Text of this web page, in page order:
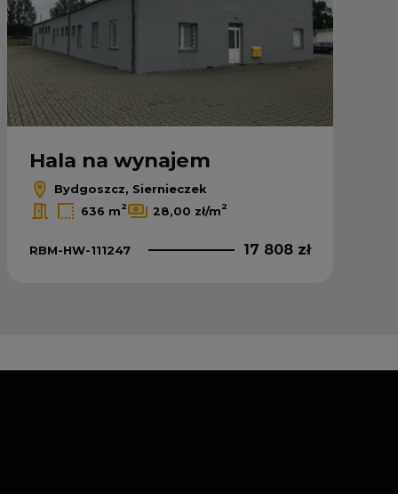
Hala na wynajem
Bydgoszcz, Siernieczek
636 m2 28,00 zł/m2
RBM-HW-111247 17 808 zł